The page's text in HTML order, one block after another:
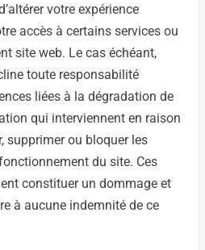
votre expérience
accès à certains services ou
site web. Le cas échéant,
toute responsabilité
liées à la dégradation de
qui interviennent en raison
supprimer ou bloquer les
du site. Ces
constituer un dommage et
à aucune indemnité de ce